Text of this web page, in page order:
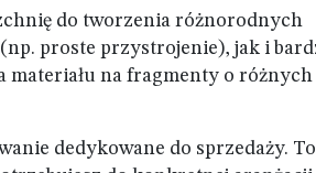
do tworzenia różnorodnych
proste przystrojenie), jak i
materiału na fragmenty o różnych
dedykowane do sprzedaży. To